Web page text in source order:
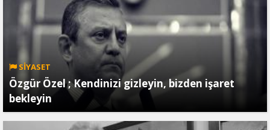
SİYASET
Özgür Özel ; Kendinizi gizleyin, bizden işaret
bekleyin